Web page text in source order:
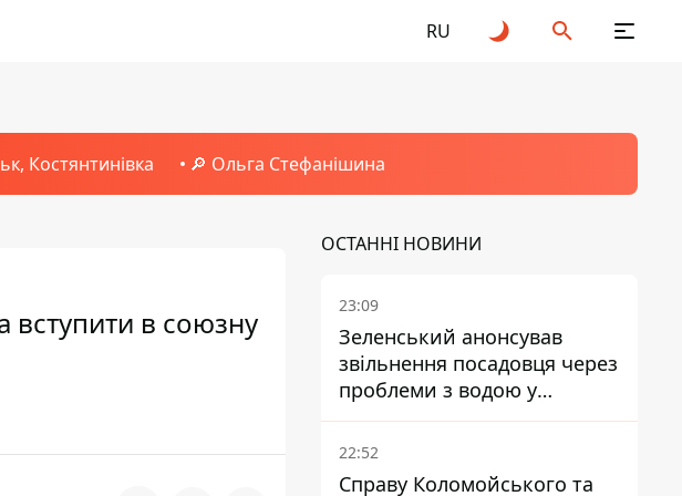
RU
Костянтинівка 🔎 Ольга Стефанішина
вступити в союзну
ОСТАННІ НОВИНИ
23:09
Зеленський анонсував
звільнення посадовця через
проблеми з водою у
Марганці
22:52
Справу Коломойського та